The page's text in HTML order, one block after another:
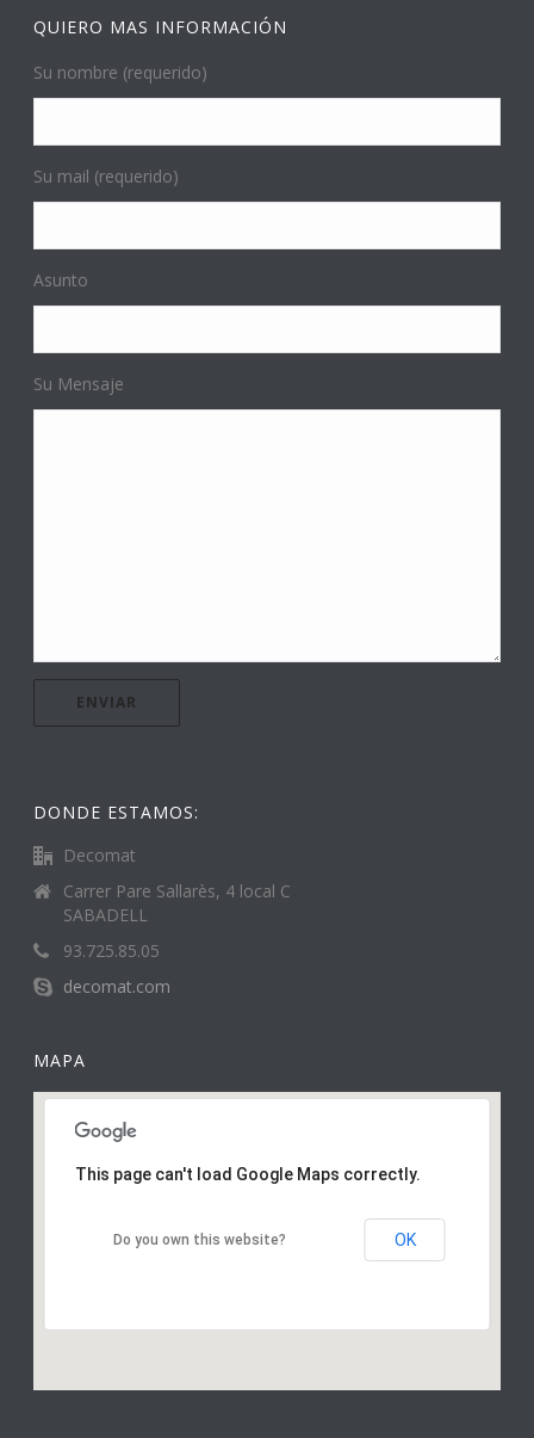
QUIERO MAS INFORMACIÓN
Su nombre (requerido)
Su mail (requerido)
Asunto
Su Mensaje
DONDE ESTAMOS:
Decomat
Carrer Pare Sallarès, 4 local C
SABADELL
93.725.85.05
decomat.com
MAPA
This page can't load Google Maps correctly.
Do you own this website? OK